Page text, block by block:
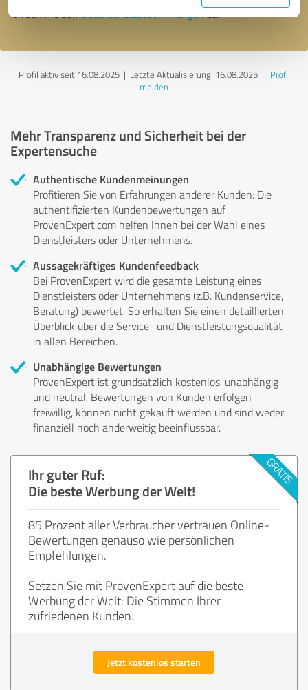
Ich stimme denDatenschutzbestimmungenzu.
Profil aktiv seit 16.08.2025 | Letzte Aktualisierung: 16.08.2025| Profil
melden
Mehr Transparenz und Sicherheit bei der
Expertensuche
Authentische Kundenmeinungen
Profitieren Sie von Erfahrungen anderer Kunden: Die
authentifizierten Kundenbewertungen auf
ProvenExpert.com helfen Ihnen bei der Wahl eines
Dienstleisters oder Unternehmens.
Aussagekräftiges Kundenfeedback
Bei ProvenExpert wird die gesamte Leistung eines
Dienstleisters oder Unternehmens (z.B. Kundenservice,
Beratung) bewertet. So erhalten Sie einen detaillierten
Überblick über die Service- und Dienstleistungsqualität
in allen Bereichen.
Unabhängige Bewertungen
ProvenExpert ist grundsätzlich kostenlos, unabhängig
und neutral. Bewertungen von Kunden erfolgen
freiwillig, können nicht gekauft werden und sind weder
finanziell noch anderweitig beeinflussbar.
Ihr guter Ruf:
Die beste Werbung der Welt!
85 Prozent aller Verbraucher vertrauen Online-
Bewertungen genauso wie persönlichen
Empfehlungen.
Setzen Sie mit ProvenExpert auf die beste
Werbung der Welt: Die Stimmen Ihrer
zufriedenen Kunden.
Jetzt kostenlos starten